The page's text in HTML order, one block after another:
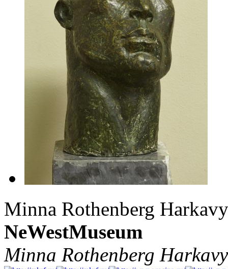
Minna Rothenberg Harkavy
NeWestMuseum
Minna Rothenberg Harkavy